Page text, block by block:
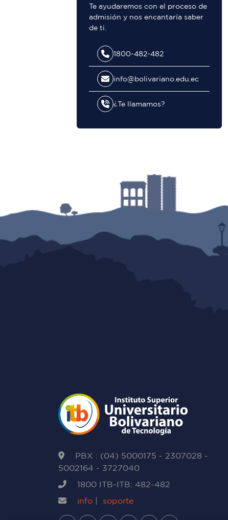
Te ayudaremos con el proceso de
admisión y nos encantaría saber
de ti.
1800-482-482
info@bolivariano.edu.ec
¿Te llamamos?
PBX : (04) 5000175 - 2307028 -
5002164 - 3727040
1800 ITB-ITB: 482-482
info
soporte